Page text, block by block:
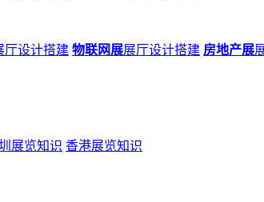
厅设计搭建 物联网展展厅设计搭建 房地产展
展览知识 香港展览知识